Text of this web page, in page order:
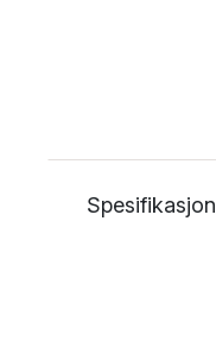
Spesifikasjon